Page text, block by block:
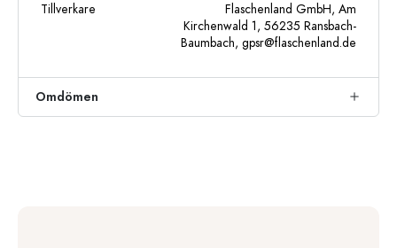
Tillverkare
Flaschenland GmbH, Am
Kirchenwald 1, 56235 Ransbach-
Baumbach, gpsr@flaschenland.de
Omdömen